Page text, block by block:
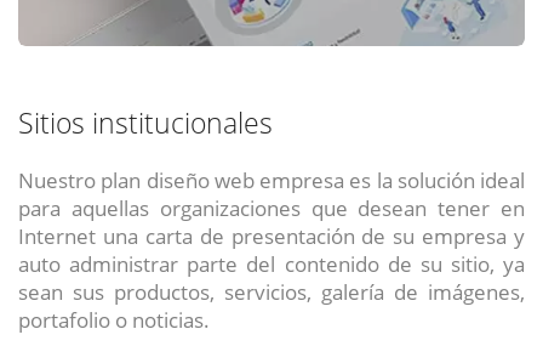
Sitios institucionales
Nuestro plan diseño web empresa es la solución ideal
para aquellas organizaciones que desean tener en
Internet una carta de presentación de su empresa y
auto administrar parte del contenido de su sitio, ya
sean sus productos, servicios, galería de imágenes,
portafolio o noticias.